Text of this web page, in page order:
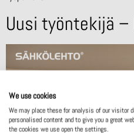
Uusi työntekijä
We use cookies
We may place these for analysis of our visitor
personalised content and to give you a great
the cookies we use open the settings.